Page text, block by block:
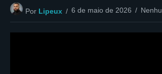
Por Lipeux 6 de maio de 2026